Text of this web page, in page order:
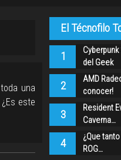
una
este
El Técnofilo
1
del Geek
2
AMD
conocer!
3
Resident
Caverna…
4
¿Que
ROG…